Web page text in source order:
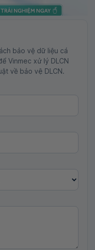
bảo vệ dữ liệu cá
Vinmec xử lý DLCN
về bảo vệ DLCN.